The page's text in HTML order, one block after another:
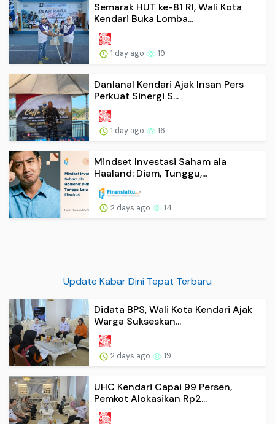
Semarak HUT ke-81 RI, Wali Kota
Kendari Buka Lomba...
1 day ago 19
Danlanal Kendari Ajak Insan Pers
Perkuat Sinergi S...
1 day ago 16
Mindset Investasi Saham ala
Haaland: Diam, Tunggu,...
2 days ago 14
Update Kabar Dini Tepat Terbaru
Didata BPS, Wali Kota Kendari Ajak
Warga Sukseskan...
2 days ago 19
UHC Kendari Capai 99 Persen,
Pemkot Alokasikan Rp2...